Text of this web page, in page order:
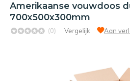
Amerikaanse vouwdoos
700x500x300mm
(0) Vergelijk Aan